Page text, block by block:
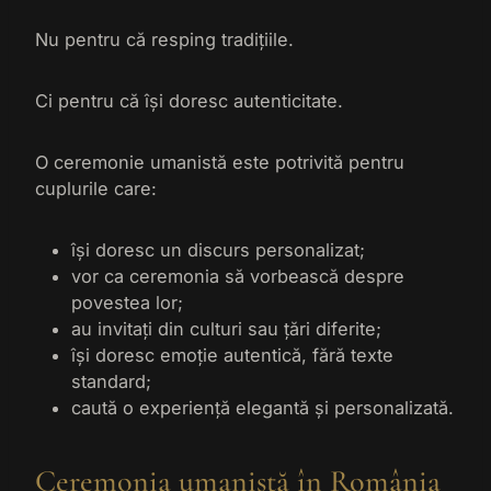
Nu pentru că resping tradițiile.
Ci pentru că își doresc autenticitate.
O ceremonie umanistă este potrivită pentru
cuplurile care:
își doresc un discurs personalizat;
vor ca ceremonia să vorbească despre
povestea lor;
au invitați din culturi sau țări diferite;
își doresc emoție autentică, fără texte
standard;
caută o experiență elegantă și personalizată.
Ceremonia umanistă în România
last_pys_utm_medium
pys_advanced_form_data
pys_first_visit
pys_landing_page
pys_session_limit
pys_start_session
pys_utm_campaign
pys_utm_content
pys_utm_medium
pysTrafficSource
last_pys_utm_source
pys_fbadid
ttcsid_CRV60HBC77U2AE2VH1G0
wpdef_last_activity